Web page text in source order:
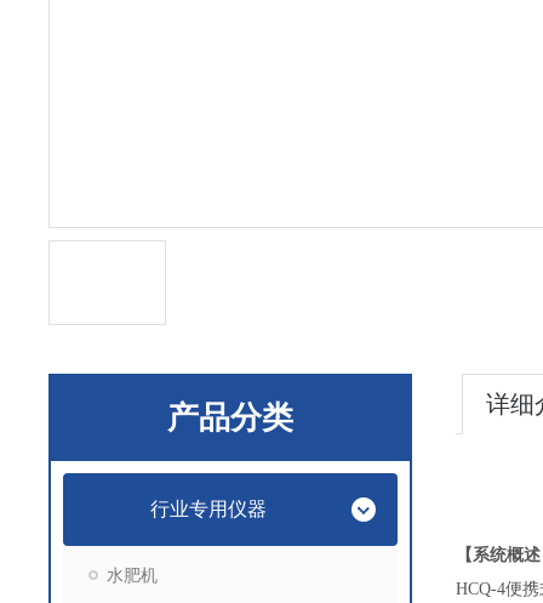
产品分类
行业专用仪器
水肥机
详细
【系统概
HCQ-4便携